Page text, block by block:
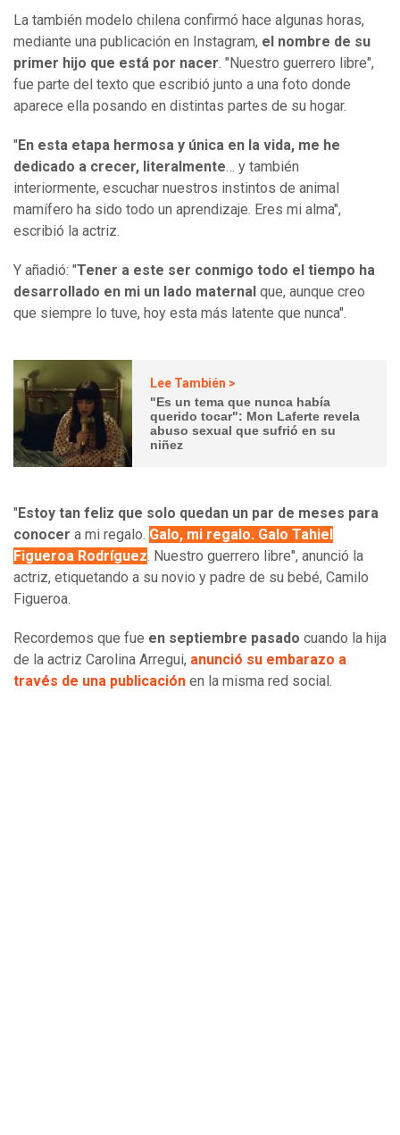
La también modelo chilena confirmó hace algunas horas,
mediante una publicación en Instagram, el nombre de su
primer hijo que está por nacer. "Nuestro guerrero libre",
fue parte del texto que escribió junto a una foto donde
aparece ella posando en distintas partes de su hogar.
" En esta etapa hermosa y única en la vida, me he
dedicado a crecer, literalmente… y también
interiormente, escuchar nuestros instintos de animal
mamífero ha sido todo un aprendizaje. Eres mi alma",
escribió la actriz.
Y añadió: "Tener a este ser conmigo todo el tiempo ha
desarrollado en mi un lado maternal que, aunque creo
que siempre lo tuve, hoy esta más latente que nunca".
Lee También >
"Es un tema que nunca había
querido tocar": Mon Laferte revela
abuso sexual que sufrió en su
niñez
" Estoy tan feliz que solo quedan un par de meses para
conocer a mi regalo. Galo, mi regalo. Galo Tahiel
Figueroa Rodríguez. Nuestro guerrero libre", anunció la
actriz, etiquetando a su novio y padre de su bebé, Camilo
Figueroa.
Recordemos que fue en septiembre pasado cuando la hija
de la actriz Carolina Arregui, anunció su embarazo a
través de una publicación en la misma red social.